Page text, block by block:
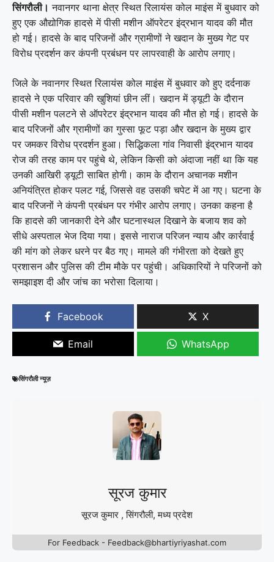
सिंगरौली। नवानगर थाना क्षेत्र स्थित रिलायंस कोल माइंस में बुधवार को
हुए एक औद्योगिक हादसे में पीसी मशीन ऑपरेटर इंद्रभान यादव की मौत
हो गई। हादसे के बाद परिजनों और ग्रामीणों ने खदान के मुख्य गेट पर
विरोध प्रदर्शन कर कंपनी प्रबंधन पर लापरवाही के आरोप लगाए।
जिले के नवानगर स्थित रिलायंस कोल माइंस में बुधवार को हुए दर्दनाक
हादसे ने एक परिवार की खुशियां छीन लीं। खदान में ड्यूटी के दौरान
पीसी मशीन पलटने से ऑपरेटर इंद्रभान यादव की मौत हो गई। हादसे के
बाद परिजनों और ग्रामीणों का गुस्सा फूट पड़ा और खदान के मुख्य द्वार
पर जमकर विरोध प्रदर्शन हुआ। सिद्धिकला गांव निवासी इंद्रभान यादव
रोज की तरह काम पर पहुंचे थे, लेकिन किसी को अंदाजा नहीं था कि यह
उनकी आखिरी ड्यूटी साबित होगी। काम के दौरान अचानक मशीन
अनियंत्रित होकर पलट गई, जिससे वह उसकी चपेट में आ गए। घटना के
बाद परिजनों ने कंपनी प्रबंधन पर गंभीर आरोप लगाए। उनका कहना है
कि हादसे की जानकारी देने और घटनास्थल दिखाने के बजाय शव को
सीधे अस्पताल भेज दिया गया। इससे नाराज परिजन न्याय और कार्रवाई
की मांग को लेकर धरने पर बैठ गए। मामले की गंभीरता को देखते हुए
प्रशासन और पुलिस की टीम मौके पर पहुंची। अधिकारियों ने परिजनों को
समझाइश दी और जांच का भरोसा दिलाया।
Facebook X
Email WhatsApp
सिंगरौली न्यूज़
सूरज कुमार
सूरज कुमार , सिंगरौली, मध्य प्रदेश
For Feedback - Feedback@bhartiyriyashat.com